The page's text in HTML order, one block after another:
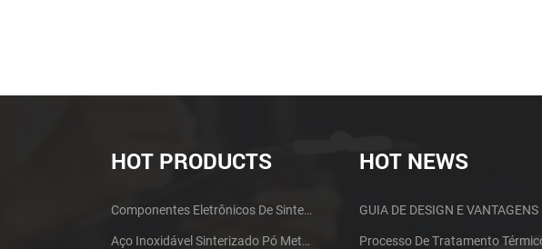
HOT PRODUCTS
Componentes Eletrônicos De Sinterização MIM Fone De Ouvido Shell Metal Parts
Aço Inoxidável Sinterizado Pó Metalurgia Mecânica De Latão Engrenagem
HOT NEWS